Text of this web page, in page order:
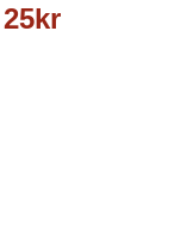
25kr